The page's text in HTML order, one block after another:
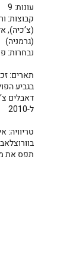
עונות: 9
קבוצות:
(צ’כיה),
(גרמניה)
נבחרות:
ל-2010
טריוויה:
תפס את